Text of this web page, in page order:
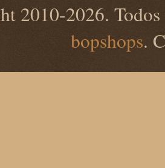
2010-2026. Todos
bopshops.